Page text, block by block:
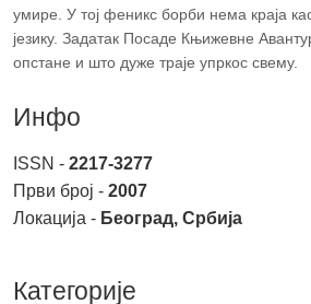
умире. У тој феникс борби нема краја
језику. Задатак Посаде Књижевне
опстане и што дуже траје упркос свему.
Инфо
ISSN - 2217-3277
Први број - 2007
Локација - Београд, Србија
Категорије